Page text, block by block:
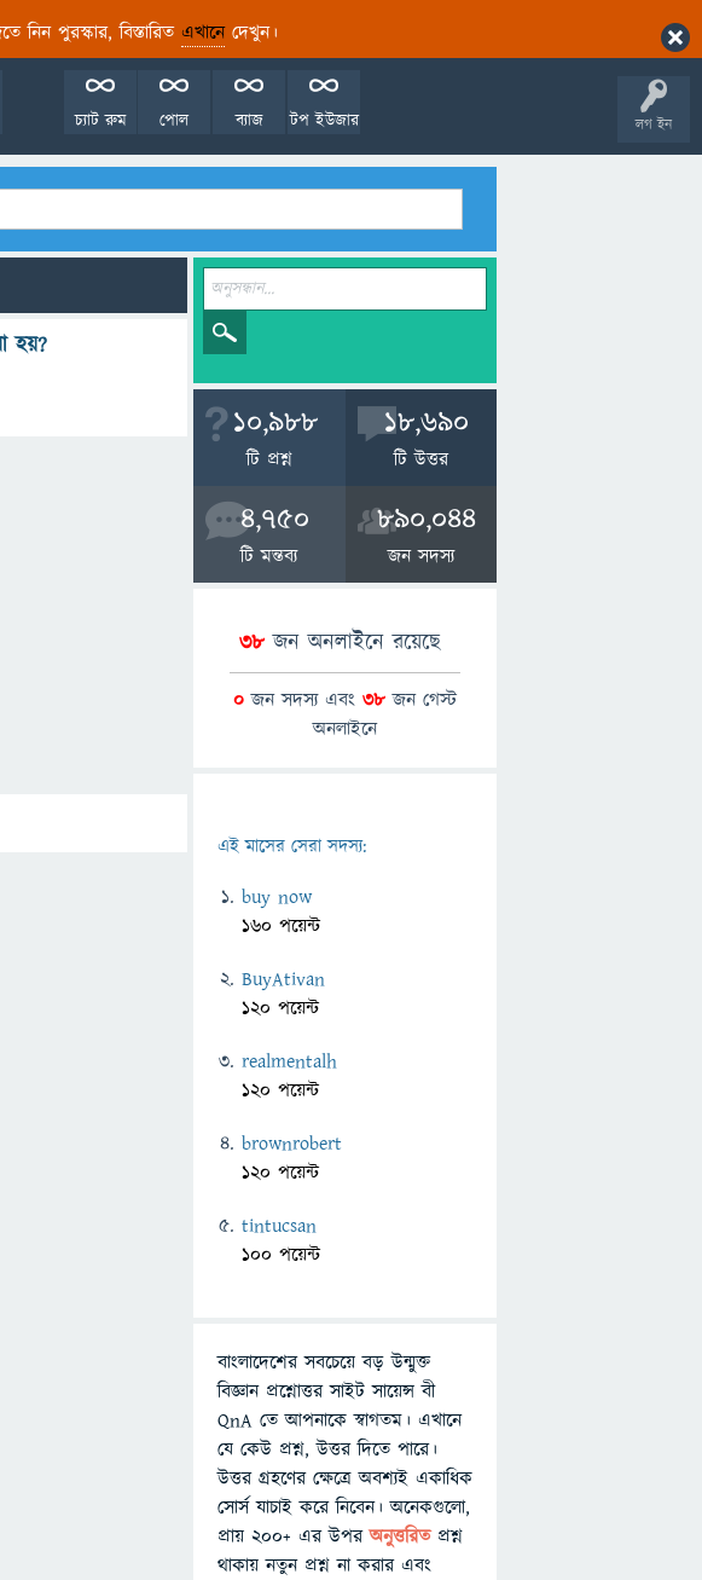
নিন পুরস্কার, বিস্তারিত এখানেদেখুন।
লগ ইন
টপ ইউজার
ব্যাজ
পোল
চ্যাট রুম
হয়?
10,988
টি প্রশ্ন
18,690
টি উত্তর
4,750
টি মন্তব্য
890,044
জন সদস্য
38জন অনলাইনে রয়েছে
0 জন সদস্য এবং 38 জন গেস্ট
অনলাইনে
এই মাসের সেরা সদস্য:
buy now
160 পয়েন্ট
BuyAtivan
120 পয়েন্ট
realmentalh
120 পয়েন্ট
brownrobert
120 পয়েন্ট
tintucsan
100 পয়েন্ট
বাংলাদেশের সবচেয়ে বড় উন্মুক্ত
বিজ্ঞান প্রশ্নোত্তর সাইট সায়েন্স বী
QnA তে আপনাকে স্বাগতম। এখানে
যে কেউ প্রশ্ন, উত্তর দিতে পারে।
উত্তর গ্রহণের ক্ষেত্রে অবশ্যই একাধিক
সোর্স যাচাই করে নিবেন। অনেকগুলো,
প্রায় ২০০+ এর উপরঅনুত্তরিতপ্রশ্ন
থাকায় নতুন প্রশ্ন না করার এবং